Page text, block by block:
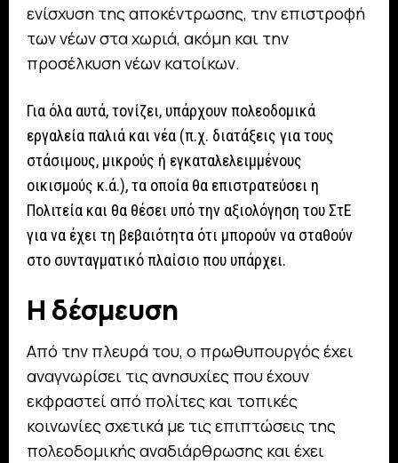
ενίσχυση της αποκέντρωσης, την επιστροφή
των νέων στα χωριά, ακόμη και την
προσέλκυση νέων κατοίκων.
Για όλα αυτά, τονίζει, υπάρχουν πολεοδομικά
εργαλεία παλιά και νέα (π.χ. διατάξεις για τους
στάσιμους, μικρούς ή εγκαταλελειμμένους
οικισμούς κ.ά.), τα οποία θα επιστρατεύσει η
Πολιτεία και θα θέσει υπό την αξιολόγηση του ΣτΕ
για να έχει τη βεβαιότητα ότι μπορούν να σταθούν
στο συνταγματικό πλαίσιο που υπάρχει.
Η δέσμευση
Από την πλευρά του, ο πρωθυπουργός έχει
αναγνωρίσει τις ανησυχίες που έχουν
εκφραστεί από πολίτες και τοπικές
κοινωνίες σχετικά με τις επιπτώσεις της
πολεοδομικής αναδιάρθρωσης και έχει